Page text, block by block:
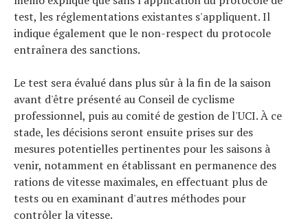
test, les réglementations existantes s'appliquent. Il
indique également que le non-respect du protocole
entraînera des sanctions.
Le test sera évalué dans plus sûr à la fin de la saison
avant d'être présenté au Conseil de cyclisme
professionnel, puis au comité de gestion de l'UCI. À ce
stade, les décisions seront ensuite prises sur des
mesures potentielles pertinentes pour les saisons à
venir, notamment en établissant en permanence des
rations de vitesse maximales, en effectuant plus de
tests ou en examinant d'autres méthodes pour
contrôler la vitesse.